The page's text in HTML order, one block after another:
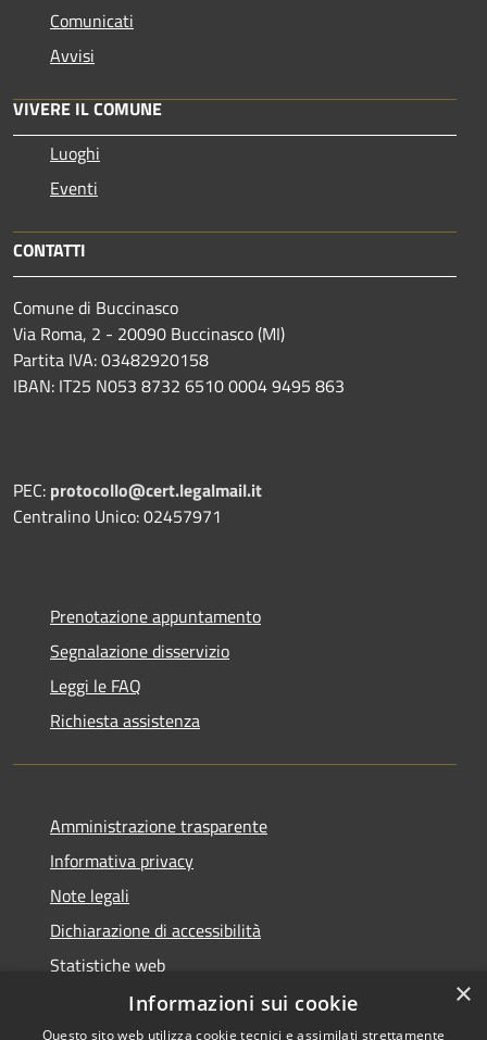
Comunicati
Avvisi
VIVERE IL COMUNE
Luoghi
Eventi
CONTATTI
Comune di Buccinasco
Via Roma, 2 - 20090 Buccinasco (MI)
Partita IVA: 03482920158
IBAN: IT25 N053 8732 6510 0004 9495 863
PEC: protocollo@cert.legalmail.it
Centralino Unico: 02457971
Prenotazione appuntamento
Segnalazione disservizio
Leggi le FAQ
Richiesta assistenza
Amministrazione trasparente
Informativa privacy
Note legali
Dichiarazione di accessibilità
Statistiche web
×
Informazioni sui cookie
Questo sito web utilizza cookie tecnici e assimilati strettamente